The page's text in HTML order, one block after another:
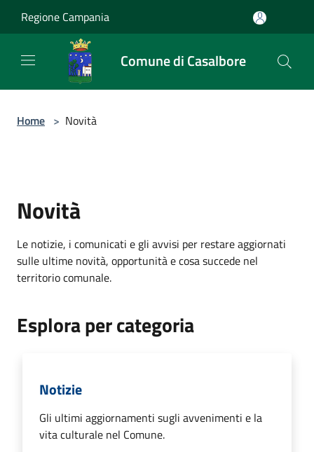
Regione Campania
Comune di Casalbore
Home > Novità
Novità
Le notizie, i comunicati e gli avvisi per restare aggiornati
sulle ultime novità, opportunità e cosa succede nel
territorio comunale.
Esplora per categoria
Notizie
Gli ultimi aggiornamenti sugli avvenimenti e la
vita culturale nel Comune.